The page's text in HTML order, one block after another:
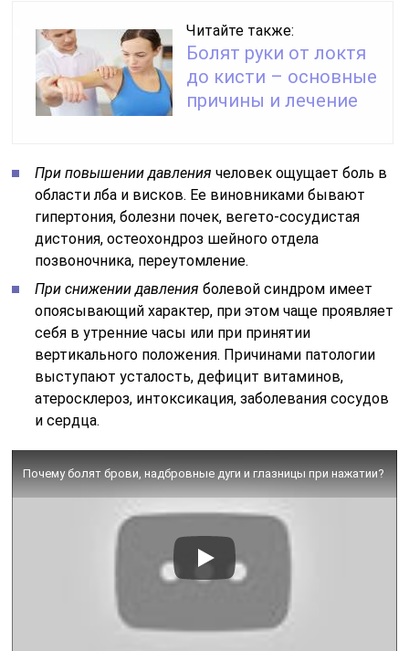
Читайте также:
Болят руки от локтя
до кисти – основные
причины и лечение
При повышении давления человек ощущает боль в
области лба и висков. Ее виновниками бывают
гипертония, болезни почек, вегето-сосудистая
дистония, остеохондроз шейного отдела
позвоночника, переутомление.
При снижении давления болевой синдром имеет
опоясывающий характер, при этом чаще проявляет
себя в утренние часы или при принятии
вертикального положения. Причинами патологии
выступают усталость, дефицит витаминов,
атеросклероз, интоксикация, заболевания сосудов
и сердца.
Почему болят брови, надбровные дуги и глазницы при нажатии?